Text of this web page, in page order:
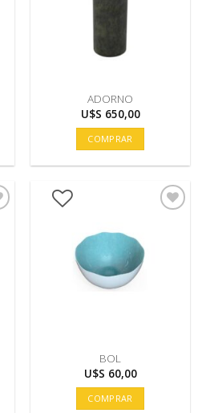
ADORNO
U$S 650,00
COMPRAR
BOL
U$S 60,00
COMPRAR